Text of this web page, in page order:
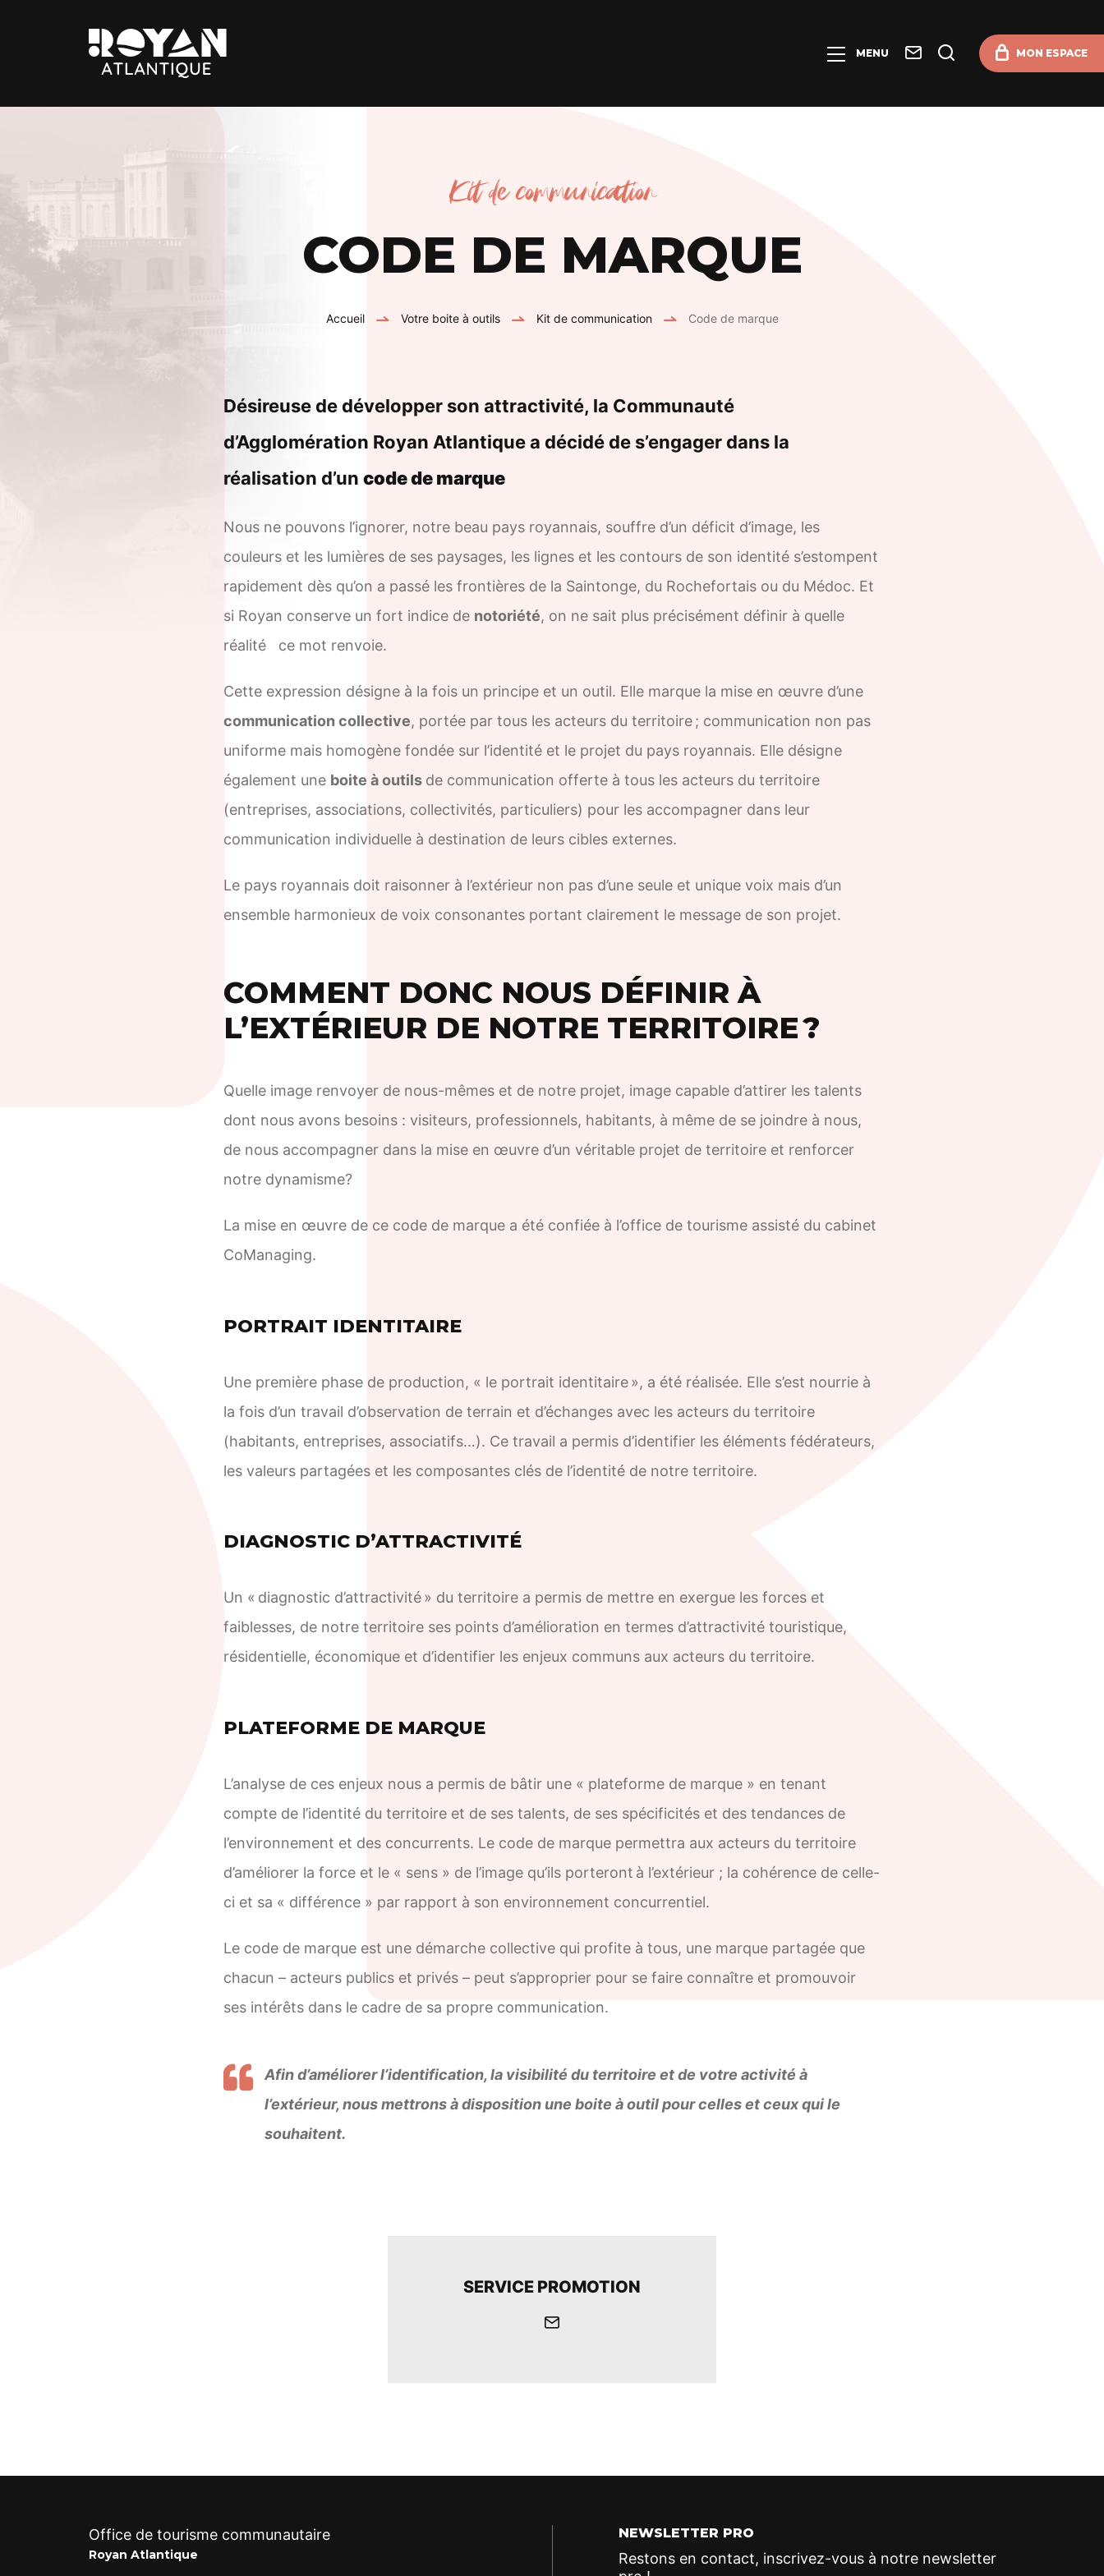
Royan
MENU Contact MON ESPACE
Kit de communication
CODE DE MARQUE
Accueil Votre boite à outils Kit de communication Code de marque
Désireuse de développer son attractivité, la Communauté
d’Agglomération Royan Atlantique a décidé de s’engager dans la
réalisation d’un code de marque
Nous ne pouvons l’ignorer, notre beau pays royannais, souffre d’un déficit d’image, les
couleurs et les lumières de ses paysages, les lignes et les contours de son identité s’estompent
rapidement dès qu’on a passé les frontières de la Saintonge, du Rochefortais ou du Médoc. Et
si Royan conserve un fort indice de notoriété, on ne sait plus précisément définir à quelle
réalité ce mot renvoie.
Cette expression désigne à la fois un principe et un outil. Elle marque la mise en œuvre d’une
communication collective, portée par tous les acteurs du territoire ; communication non pas
uniforme mais homogène fondée sur l’identité et le projet du pays royannais. Elle désigne
également une boite à outils de communication offerte à tous les acteurs du territoire
(entreprises, associations, collectivités, particuliers) pour les accompagner dans leur
communication individuelle à destination de leurs cibles externes.
Le pays royannais doit raisonner à l’extérieur non pas d’une seule et unique voix mais d’un
ensemble harmonieux de voix consonantes portant clairement le message de son projet.
COMMENT DONC NOUS DÉFINIR À
L’EXTÉRIEUR DE NOTRE TERRITOIRE ?
Quelle image renvoyer de nous-mêmes et de notre projet, image capable d’attirer les talents
dont nous avons besoins : visiteurs, professionnels, habitants, à même de se joindre à nous,
de nous accompagner dans la mise en œuvre d’un véritable projet de territoire et renforcer
notre dynamisme?
La mise en œuvre de ce code de marque a été confiée à l’office de tourisme assisté du cabinet
CoManaging.
PORTRAIT IDENTITAIRE
Une première phase de production, « le portrait identitaire», a été réalisée. Elle s’est nourrie à
la fois d’un travail d’observation de terrain et d’échanges avec les acteurs du territoire
(habitants, entreprises, associatifs…). Ce travail a permis d’identifier les éléments fédérateurs,
les valeurs partagées et les composantes clés de l’identité de notre territoire.
DIAGNOSTIC D’ATTRACTIVITÉ
Un « diagnostic d’attractivité » du territoire a permis de mettre en exergue les forces et
faiblesses, de notre territoire ses points d’amélioration en termes d’attractivité touristique,
résidentielle, économique et d’identifier les enjeux communs aux acteurs du territoire.
PLATEFORME DE MARQUE
L’analyse de ces enjeux nous a permis de bâtir une « plateforme de marque » en tenant
compte de l’identité du territoire et de ses talents, de ses spécificités et des tendances de
l’environnement et des concurrents. Le code de marque permettra aux acteurs du territoire
d’améliorer la force et le « sens » de l’image qu’ils porteront à l’extérieur ; la cohérence de celle-
ci et sa « différence » par rapport à son environnement concurrentiel.
Le code de marque est une démarche collective qui profite à tous, une marque partagée que
chacun – acteurs publics et privés – peut s’approprier pour se faire connaître et promouvoir
ses intérêts dans le cadre de sa propre communication.
Afin d’améliorer l’identification, la visibilité du territoire et de votre activité à
l’extérieur, nous mettrons à disposition une boite à outil pour celles et ceux qui le
souhaitent.
SERVICE PROMOTION
Envoyer
Office de tourisme communautaire
Royan Atlantique
NEWSLETTER PRO
Restons en contact, inscrivez-vous à notre newsletter